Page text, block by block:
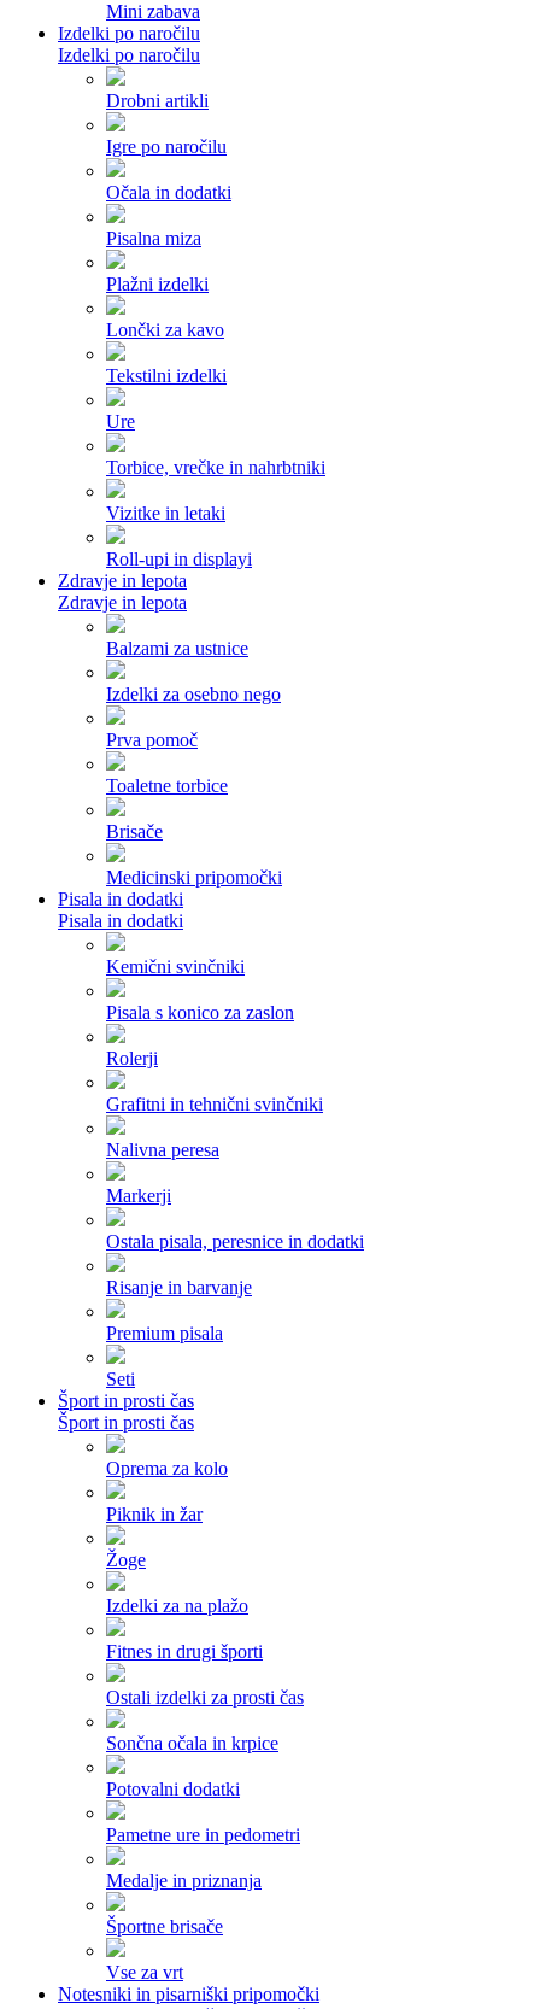
Mini zabava
Izdelki po naročilu
Izdelki po naročilu
Drobni artikli
Igre po naročilu
Očala in dodatki
Pisalna miza
Plažni izdelki
Lončki za kavo
Tekstilni izdelki
Ure
Torbice, vrečke in nahrbtniki
Vizitke in letaki
Roll-upi in displayi
Zdravje in lepota
Zdravje in lepota
Balzami za ustnice
Izdelki za osebno nego
Prva pomoč
Toaletne torbice
Brisače
Medicinski pripomočki
Pisala in dodatki
Pisala in dodatki
Kemični svinčniki
Pisala s konico za zaslon
Rolerji
Grafitni in tehnični svinčniki
Nalivna peresa
Markerji
Ostala pisala, peresnice in dodatki
Risanje in barvanje
Premium pisala
Seti
Šport in prosti čas
Šport in prosti čas
Oprema za kolo
Piknik in žar
Žoge
Izdelki za na plažo
Fitnes in drugi športi
Ostali izdelki za prosti čas
Sončna očala in krpice
Potovalni dodatki
Pametne ure in pedometri
Medalje in priznanja
Športne brisače
Vse za vrt
Notesniki in pisarniški pripomočki